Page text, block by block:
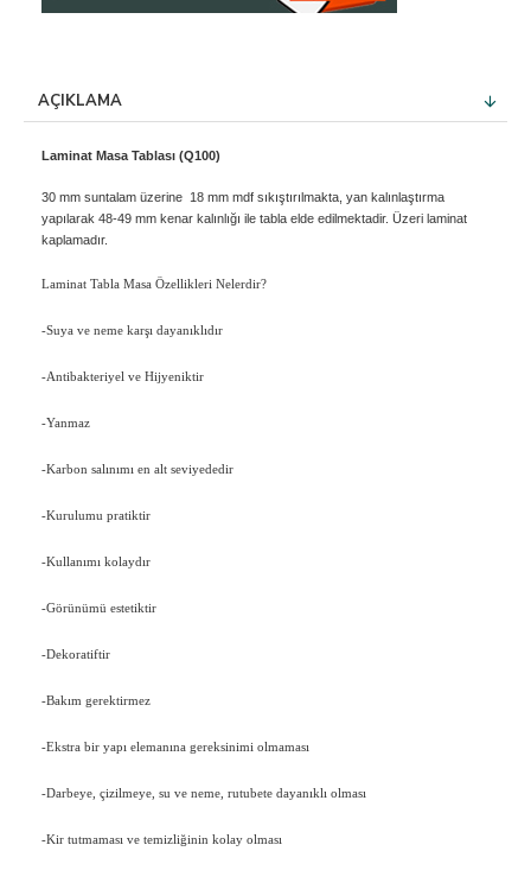
AÇIKLAMA
Laminat Masa Tablası (Q100)
30 mm suntalam üzerine 18 mm mdf sıkıştırılmakta, yan kalınlaştırma
yapılarak 48-49 mm kenar kalınlığı ile tabla elde edilmektadir. Üzeri laminat
kaplamadır.
Laminat Tabla Masa Özellikleri Nelerdir?
-Suya ve neme karşı dayanıklıdır
-Antibakteriyel ve Hijyeniktir
-Yanmaz
-Karbon salınımı en alt seviyededir
-Kurulumu pratiktir
-Kullanımı kolaydır
-Görünümü estetiktir
-Dekoratiftir
-Bakım gerektirmez
-Ekstra bir yapı elemanına gereksinimi olmaması
-Darbeye, çizilmeye, su ve neme, rutubete dayanıklı olması
-Kir tutmaması ve temizliğinin kolay olması